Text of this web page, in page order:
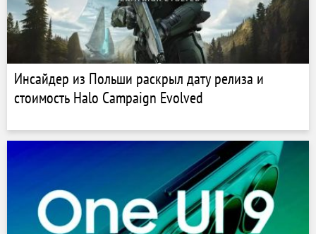
Инсайдер из Польши раскрыл дату релиза и
стоимость Halo Campaign Evolved